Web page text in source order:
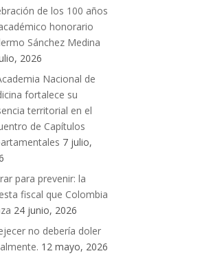
de los 100 años
honorario
Sánchez Medina
2026
Nacional de
fortalece su
territorial en el
de Capítulos
7 julio,
para prevenir: la
fiscal que Colombia
24 junio, 2026
no debería doler
12 mayo, 2026